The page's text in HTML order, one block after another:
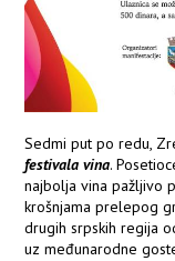
Sedmi put po redu,
festivala vina.
najbolja vina pažljivo
krošnjama prelepog
drugih srpskih regija
uz međunarodne